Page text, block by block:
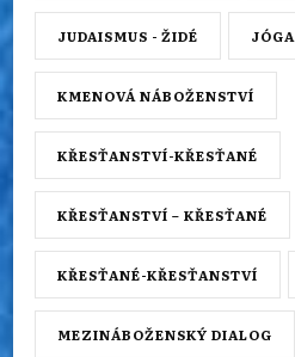
JUDAISMUS - ŽIDÉ JÓGA
KMENOVÁ NÁBOŽENSTVÍ
KŘESŤANSTVÍ-KŘESŤANÉ
KŘESŤANSTVÍ – KŘESŤANÉ
KŘESŤANÉ-KŘESŤANSTVÍ
MEZINÁBOŽENSKÝ DIALOG